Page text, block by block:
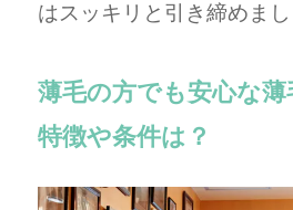
はスッキリと引き締めまし
薄毛の方でも安心な
特徴や条件は？